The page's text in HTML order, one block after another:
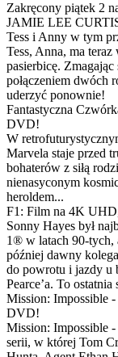
Zakręcony piątek 2
JAMIE LEE
Tess i Anny w tym
Tess, Anna, ma teraz
pasierbicę.
połączeniem dwóch
uderzyć ponownie!
Fantastyczna
DVD!
W
Marvela staje przed
bohaterów z siłą
nienasyconym
heroldem...
F1: Film na 4K
Sonny Hayes był
1® w latach 90-tych,
później dawny
do powrotu i jazdy u
Pearce’a. To
Mission: Impossible
DVD!
Mission: Impossible
serii, w której Tom